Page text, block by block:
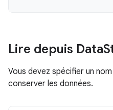
Lire depuis Data
Vous devez spécifier un
conserver les données.